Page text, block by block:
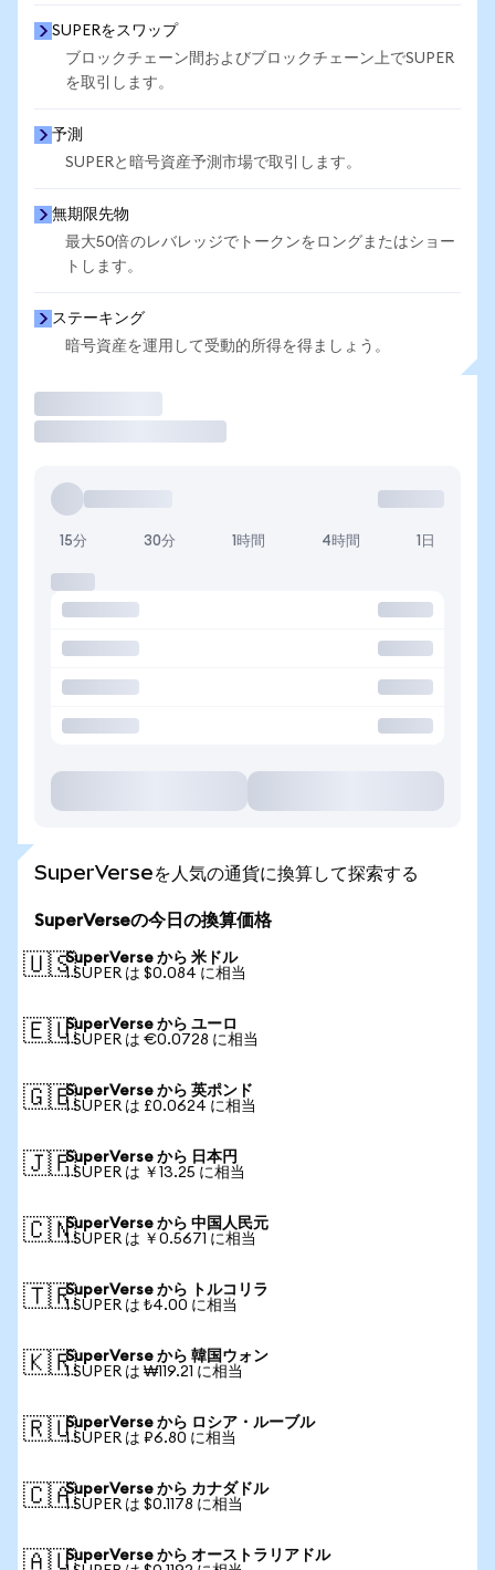
SUPERをスワップ
ブロックチェーン間およびブロックチェーン上でSUPER
を取引します。
予測
SUPERと暗号資産予測市場で取引します。
無期限先物
最大50倍のレバレッジでトークンをロングまたはショー
トします。
ステーキング
暗号資産を運用して受動的所得を得ましょう。
15分 30分 1時間 4時間 1日
SuperVerseを人気の通貨に換算して探索する
SuperVerseの今日の換算価格
🇺🇸SuperVerse から 米ドル
1 SUPER は $0.084 に相当
🇪🇺SuperVerse から ユーロ
1 SUPER は €0.0728 に相当
🇬🇧SuperVerse から 英ポンド
1 SUPER は £0.0624 に相当
🇯🇵SuperVerse から 日本円
1 SUPER は ￥13.25 に相当
🇨🇳SuperVerse から 中国人民元
1 SUPER は ￥0.5671 に相当
🇹🇷SuperVerse から トルコリラ
1 SUPER は ₺4.00 に相当
🇰🇷SuperVerse から 韓国ウォン
1 SUPER は ₩119.21 に相当
🇷🇺SuperVerse から ロシア・ルーブル
1 SUPER は ₽6.80 に相当
🇨🇦SuperVerse から カナダドル
1 SUPER は $0.1178 に相当
🇦🇺SuperVerse から オーストラリアドル